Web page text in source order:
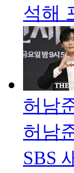
석해
허남
허남
SBS